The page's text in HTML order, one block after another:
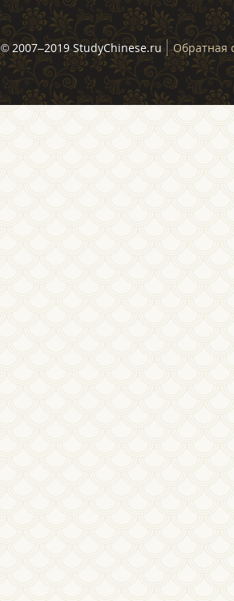
© 2007–2019 StudyChinese.ru Обратная